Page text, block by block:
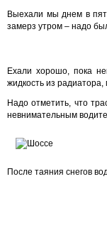
Выехали мы днем в
замерз утром – надо
Ехали хорошо, пока
жидкость из
Надо отметить, что
невнимательным
После таяния снегов